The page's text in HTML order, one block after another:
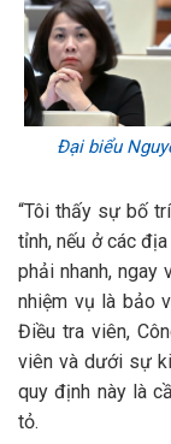
Đại biểu
“Tôi thấy sự bố
tỉnh, nếu ở các
phải nhanh, ngay
nhiệm vụ là bảo
Điều tra viên,
viên và dưới sự
quy định này là
tỏ.